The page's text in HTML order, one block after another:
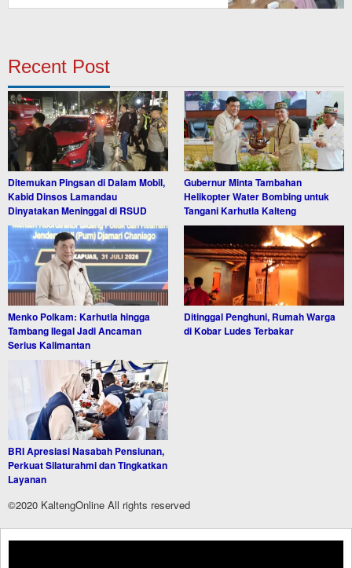
Recent Post
Ditemukan Pingsan di Dalam Mobil,
Kabid Dinsos Lamandau
Dinyatakan Meninggal di RSUD
Gubernur Minta Tambahan
Helikopter Water Bombing untuk
Tangani Karhutla Kalteng
Menko Polkam: Karhutla hingga
Tambang Ilegal Jadi Ancaman
Serius Kalimantan
Ditinggal Penghuni, Rumah Warga
di Kobar Ludes Terbakar
BRI Apresiasi Nasabah Pensiunan,
Perkuat Silaturahmi dan Tingkatkan
Layanan
©2020 KaltengOnline All rights reserved